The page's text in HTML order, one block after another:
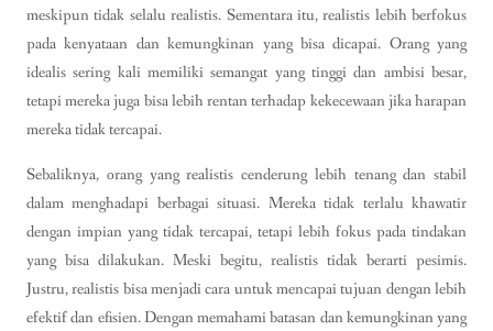
meskipun tidak selalu realistis. Sementara itu, realistis lebih berfokus
pada kenyataan dan kemungkinan yang bisa dicapai. Orang yang
idealis sering kali memiliki semangat yang tinggi dan ambisi besar,
tetapi mereka juga bisa lebih rentan terhadap kekecewaan jika harapan
mereka tidak tercapai.
Sebaliknya, orang yang realistis cenderung lebih tenang dan stabil
dalam menghadapi berbagai situasi. Mereka tidak terlalu khawatir
dengan impian yang tidak tercapai, tetapi lebih fokus pada tindakan
yang bisa dilakukan. Meski begitu, realistis tidak berarti pesimis.
Justru, realistis bisa menjadi cara untuk mencapai tujuan dengan lebih
efektif dan efisien. Dengan memahami batasan dan kemungkinan yang